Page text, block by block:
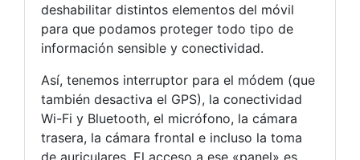
deshabilitar distintos elementos del móvil
para que podamos proteger todo tipo de
información sensible y conectividad.
Así, tenemos interruptor para el módem (que
también desactiva el GPS), la conectividad
Wi-Fi y Bluetooth, el micrófono, la cámara
trasera, la cámara frontal e incluso la toma